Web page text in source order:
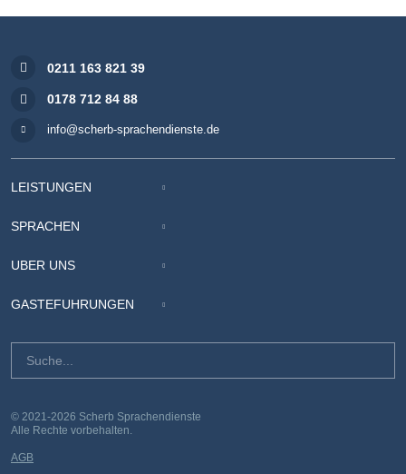
0211 163 821 39
0178 712 84 88
info@scherb-sprachendienste.de
LEISTUNGEN
SPRACHEN
ÜBER UNS
GÄSTEFÜHRUNGEN
© 2021-2026 Scherb Sprachendienste
Alle Rechte vorbehalten.
AGB